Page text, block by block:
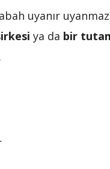
uyanır
ya da bir